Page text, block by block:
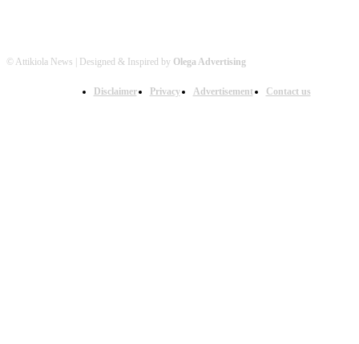
© Attikiola News | Designed & Inspired by Olega Advertising
Disclaimer Privacy Advertisement Contact us